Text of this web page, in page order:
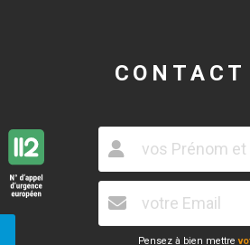
CONTACT
Pensez à bien mettre